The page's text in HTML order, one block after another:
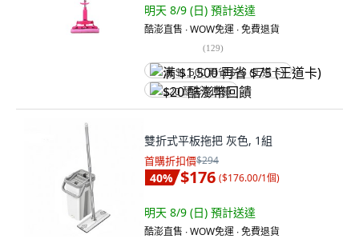
明天 8/9 (日) 預計送達
酷澎直售 ∙ WOW免運 ∙ 免費退貨
(129)
满 $1,500 再省 $75 (王道卡)
$20 酷澎幣回饋
雙折式平板拖把 灰色, 1組
首購折扣價$294
40% $176 ($176.00/1個)
明天 8/9 (日) 預計送達
酷澎直售 ∙ WOW免運 ∙ 免費退貨